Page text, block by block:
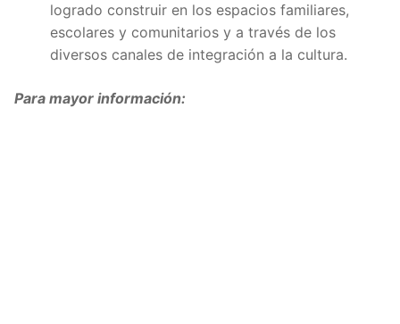
logrado construir en los espacios familiares,
escolares y comunitarios y a través de los
diversos canales de integración a la cultura.
Para mayor información: